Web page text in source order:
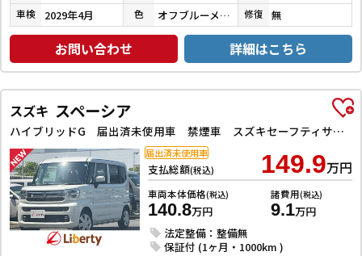
車検 2029年4月 色 オフブルーメタリック 修復 無
お問い合わせ 詳細はこちら
スズキ スペーシア
ハイブリッドG 届出済未使用車 禁煙車 スズキセーフティサポート LEDヘッドライト スマートキー プッシュスタート アイドリングストップ 両側スライドドア ステアリングスイッチ 電動格納ミラー オートエアコン
支払総額(税込) 149.9万円
車両本体価格(税込)
140.8万円
諸費用(税込)
9.1万円
法定整備：整備無
保証付 (1ヶ月・1000km )
届出済未使用車